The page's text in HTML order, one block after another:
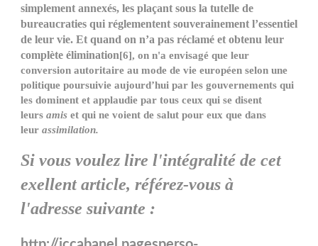
simplement annexés, les plaçant sous la tutelle de
bureaucraties qui réglementent souverainement l’essentiel
de leur vie. Et quand on n’a pas réclamé et obtenu leur
complète élimination[6], on n'a envisagé que leur
conversion autoritaire au mode de vie européen selon une
politique poursuivie aujourd’hui par les gouvernements qui
les dominent et applaudie par tous ceux qui se disent
leurs amis et qui ne voient de salut pour eux que dans
leur assimilation.
Si vous voulez lire l'intégralité de cet
exellent article, référez-vous à
l'adresse suivante :